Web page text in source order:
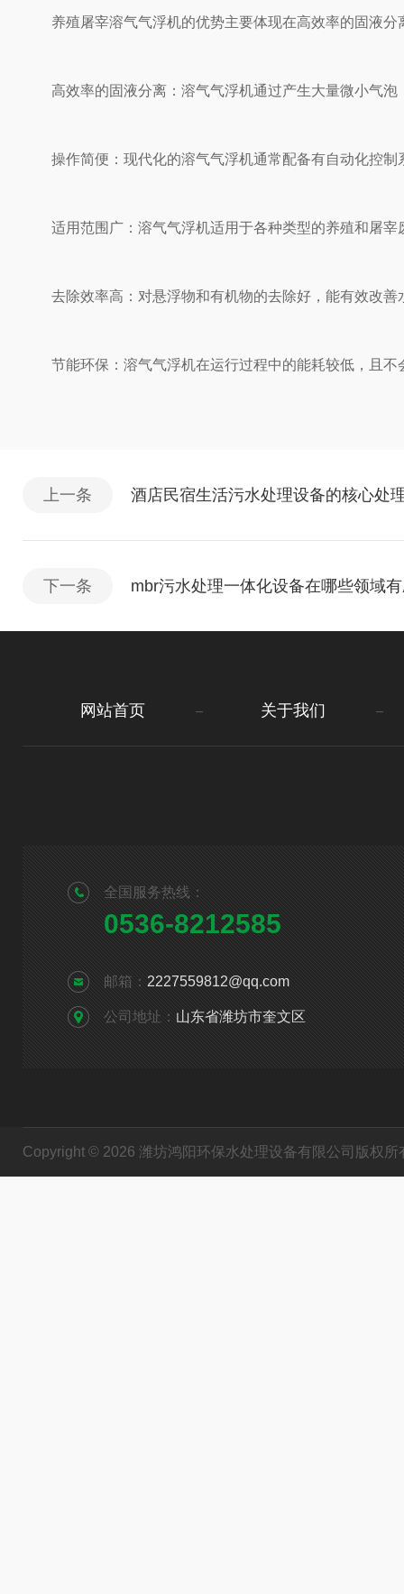
养殖屠宰溶气气浮机的优势主要体现在高效率的固液分
高效率的固液分离‌：溶气气浮机通过产生大量微小气泡
操作简便‌：现代化的溶气气浮机通常配备有自动化控制
适用范围广‌：溶气气浮机适用于各种类型的养殖和屠宰
去除效率高‌：对悬浮物和有机物的去除好，能有效改善
节能环保‌：溶气气浮机在运行过程中的能耗较低，且不
上一条 酒店民宿生活污水处理设备的核心处
下一条 mbr污水处理一体化设备在哪些领域
网站首页 关于我们
全国服务热线：
0536-8212585
邮箱： 2227559812@qq.com
公司地址： 山东省潍坊市奎文区
Copyright © 2026 潍坊鸿阳环保水处理设备有限公司版权所